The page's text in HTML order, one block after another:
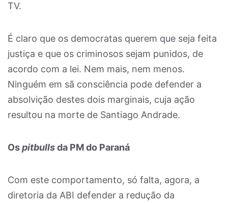
TV.
É claro que os democratas querem que seja feita
justiça e que os criminosos sejam punidos, de
acordo com a lei. Nem mais, nem menos.
Ninguém em sã consciência pode defender a
absolvição destes dois marginais, cuja ação
resultou na morte de Santiago Andrade.
Ospitbullsda PM do Paraná
Com este comportamento, só falta, agora, a
diretoria da ABI defender a redução da